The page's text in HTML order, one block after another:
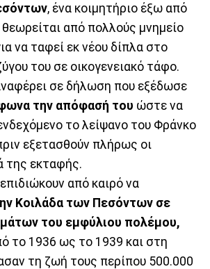
, ένα κοιμητήριο έξω από
από πολλούς μνημείο
να ταφεί εκ νέου δίπλα στο
του σε οικογενειακό τάφο.
σε δήλωση που εξέδωσε
την απόφασή του ώστε να
το λείψανο του Φράνκο
εξετασθούν πλήρως οι
της εκταφής.
από καιρό να
Κοιλάδα των Πεσόντων σε
του εμφύλιου πολέμου,
το 1936 ως το 1939 και στη
τη ζωή τους περίπου 500.000